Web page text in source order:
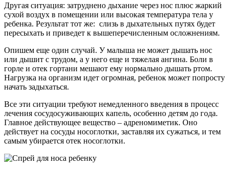
Другая ситуация: затруднено дыхание через нос плюс жаркий
сухой воздух в помещении или высокая температура тела у
ребенка. Результат тот же: слизь в дыхательных путях будет
пересыхать и приведет к вышеперечисленным осложнениям.
Опишем еще один случай. У малыша не может дышать нос
или дышит с трудом, а у него еще и тяжелая ангина. Боли в
горле и отек гортани мешают ему нормально дышать ртом.
Нагрузка на организм идет огромная, ребенок может попросту
начать задыхаться.
Все эти ситуации требуют немедленного введения в процесс
лечения сосудосуживающих капель, особенно детям до года.
Главное действующее вещество – адреномиметик. Оно
действует на сосуды носоглотки, заставляя их сужаться, и тем
самым убирается отек носоглотки.